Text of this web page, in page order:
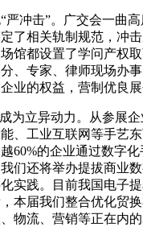
冲击”。广交会一曲高
了相关轨制规范，冲
馆都设置了学问产权
、专家、律师现场办
业的权益，营制优良展
立异动力。从参展企
、工业互联网等手艺
60%的企业通过数字
们还将举办提拔商业
实践。目前我国电子
本届我们整合优化贸
物流、营销等正在内